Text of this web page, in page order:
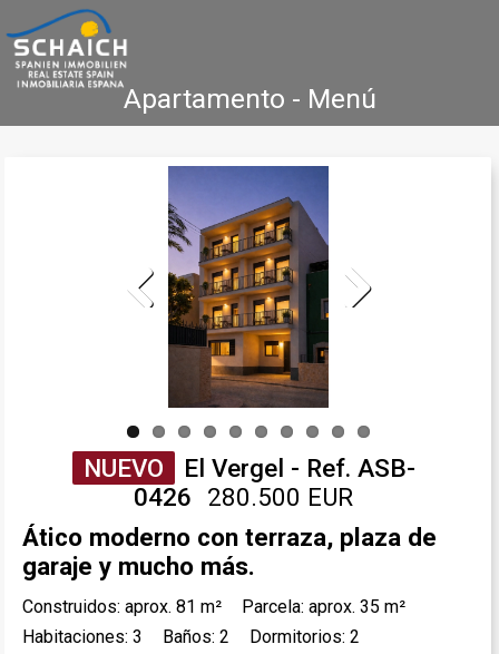
Apartamento - Menú
Costa Blanca
Nueva Construcción
Agencia Inmobiliaria Testimonios
Contacto
Previous
NUEVO
El Vergel - Ref. ASB-
0426
280.500 EUR
Ático moderno con terraza, plaza de
garaje y mucho más.
Construidos: aprox. 81 m²
Parcela: aprox. 35 m²
Habitaciones: 3
Baños: 2
Dormitorios: 2